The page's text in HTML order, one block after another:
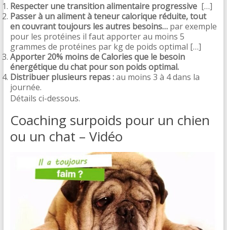
Respecter une transition alimentaire progressive […]
Passer à un aliment à teneur calorique réduite, tout
en couvrant toujours les autres besoins… par exemple
pour les protéines il faut apporter au moins 5
grammes de protéines par kg de poids optimal […]
Apporter 20% moins de Calories que le besoin
énergétique du chat pour son poids optimal.
Distribuer plusieurs repas :au moins 3 à 4 dans la
journée.
Détails ci-dessous.
Coaching surpoids pour un chien
ou un chat – Vidéo